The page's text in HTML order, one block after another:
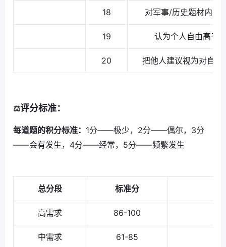
18 对军事/历史题材内容
19 认为个人自由高于
20 把他人建议视为对自己
⚖️评分标准：
每道题的积分标准： 1分——极少，2分——偶尔，3分
——会有发生，4分——经常，5分——频繁发生
总分段 标准分
高需求 86-100
中需求 61-85